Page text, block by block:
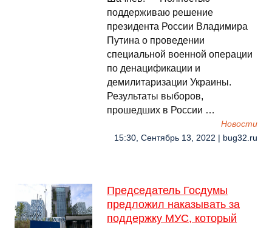
поддерживаю решение
президента России Владимира
Путина о проведении
специальной военной операции
по денацификации и
демилитаризации Украины.
Результаты выборов,
прошедших в России …
Новости
15:30, Сентябрь 13, 2022 | bug32.ru
Председатель Госдумы
предложил наказывать за
поддержку МУС, который